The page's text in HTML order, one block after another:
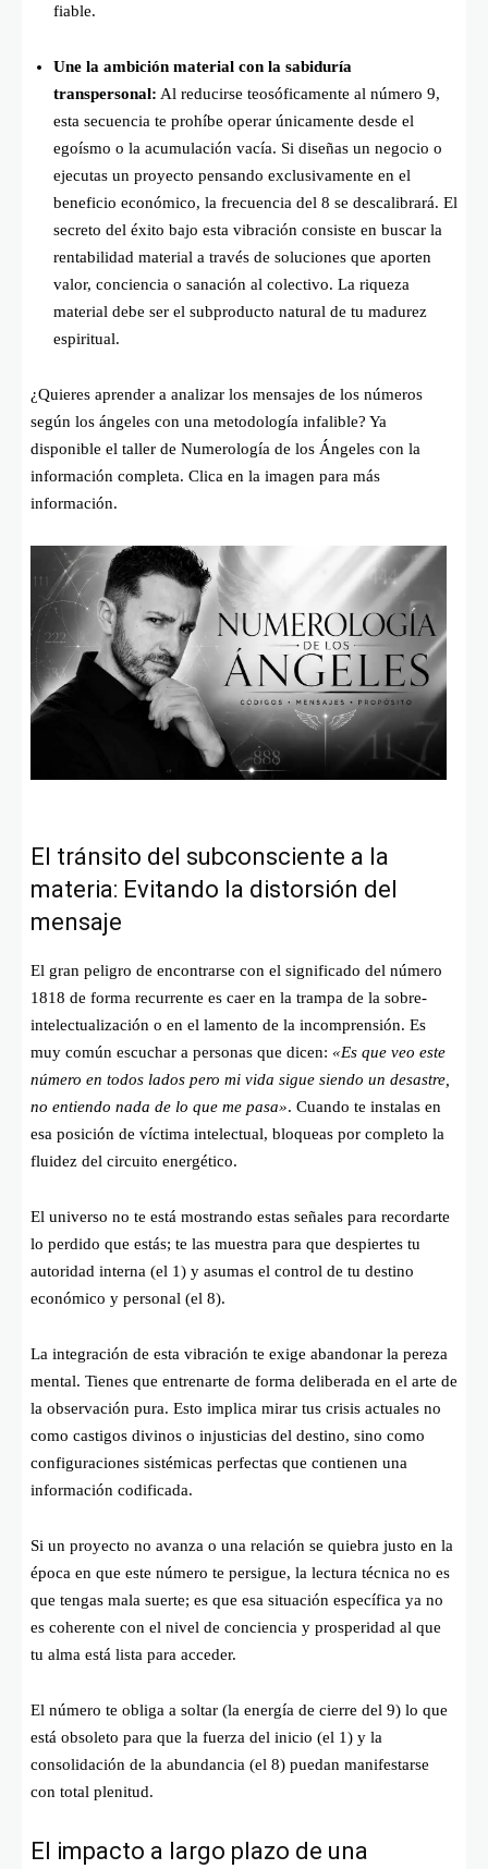
fiable.
Une la ambición material con la sabiduría
transpersonal: Al reducirse teosóficamente al número 9,
esta secuencia te prohíbe operar únicamente desde el
egoísmo o la acumulación vacía. Si diseñas un negocio o
ejecutas un proyecto pensando exclusivamente en el
beneficio económico, la frecuencia del 8 se descalibrará. El
secreto del éxito bajo esta vibración consiste en buscar la
rentabilidad material a través de soluciones que aporten
valor, conciencia o sanación al colectivo. La riqueza
material debe ser el subproducto natural de tu madurez
espiritual.
¿Quieres aprender a analizar los mensajes de los números
según los ángeles con una metodología infalible? Ya
disponible el taller de Numerología de los Ángeles con la
información completa. Clica en la imagen para más
información.
El tránsito del subconsciente a la
materia: Evitando la distorsión del
mensaje
El gran peligro de encontrarse con el significado del número
1818 de forma recurrente es caer en la trampa de la sobre-
intelectualización o en el lamento de la incomprensión. Es
muy común escuchar a personas que dicen: «Es que veo este
número en todos lados pero mi vida sigue siendo un desastre,
no entiendo nada de lo que me pasa». Cuando te instalas en
esa posición de víctima intelectual, bloqueas por completo la
fluidez del circuito energético.
El universo no te está mostrando estas señales para recordarte
lo perdido que estás; te las muestra para que despiertes tu
autoridad interna (el 1) y asumas el control de tu destino
económico y personal (el 8).
La integración de esta vibración te exige abandonar la pereza
mental. Tienes que entrenarte de forma deliberada en el arte de
la observación pura. Esto implica mirar tus crisis actuales no
como castigos divinos o injusticias del destino, sino como
configuraciones sistémicas perfectas que contienen una
información codificada.
Si un proyecto no avanza o una relación se quiebra justo en la
época en que este número te persigue, la lectura técnica no es
que tengas mala suerte; es que esa situación específica ya no
es coherente con el nivel de conciencia y prosperidad al que
tu alma está lista para acceder.
El número te obliga a soltar (la energía de cierre del 9) lo que
está obsoleto para que la fuerza del inicio (el 1) y la
consolidación de la abundancia (el 8) puedan manifestarse
con total plenitud.
El impacto a largo plazo de una